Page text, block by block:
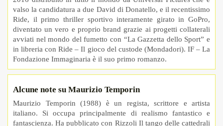
valso la candidatura a due David di Donatello, e il recentissimo
Ride, il primo thriller sportivo interamente girato in GoPro,
diventato un vero e proprio brand grazie ai progetti collaterali
avviati nel mondo del fumetto con “La Gazzetta dello Sport” e
in libreria con Ride – Il gioco del custode (Mondadori). IF – La
Fondazione Immaginaria è il suo primo romanzo.
Alcune note su Maurizio Temporin
Maurizio Temporin (1988) è un regista, scrittore e artista
italiano. Si occupa principalmente di realismo fantastico e
fantascienza. Ha pubblicato con Rizzoli Il tango delle cattedrali